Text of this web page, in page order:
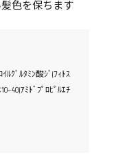
色を保ちます
ﾙｸﾞﾙﾀﾐﾝ酸ｼﾞ(ﾌｨﾄｽ
40)ｱﾐﾄﾞﾌﾟﾛﾋﾟﾙｴﾁ